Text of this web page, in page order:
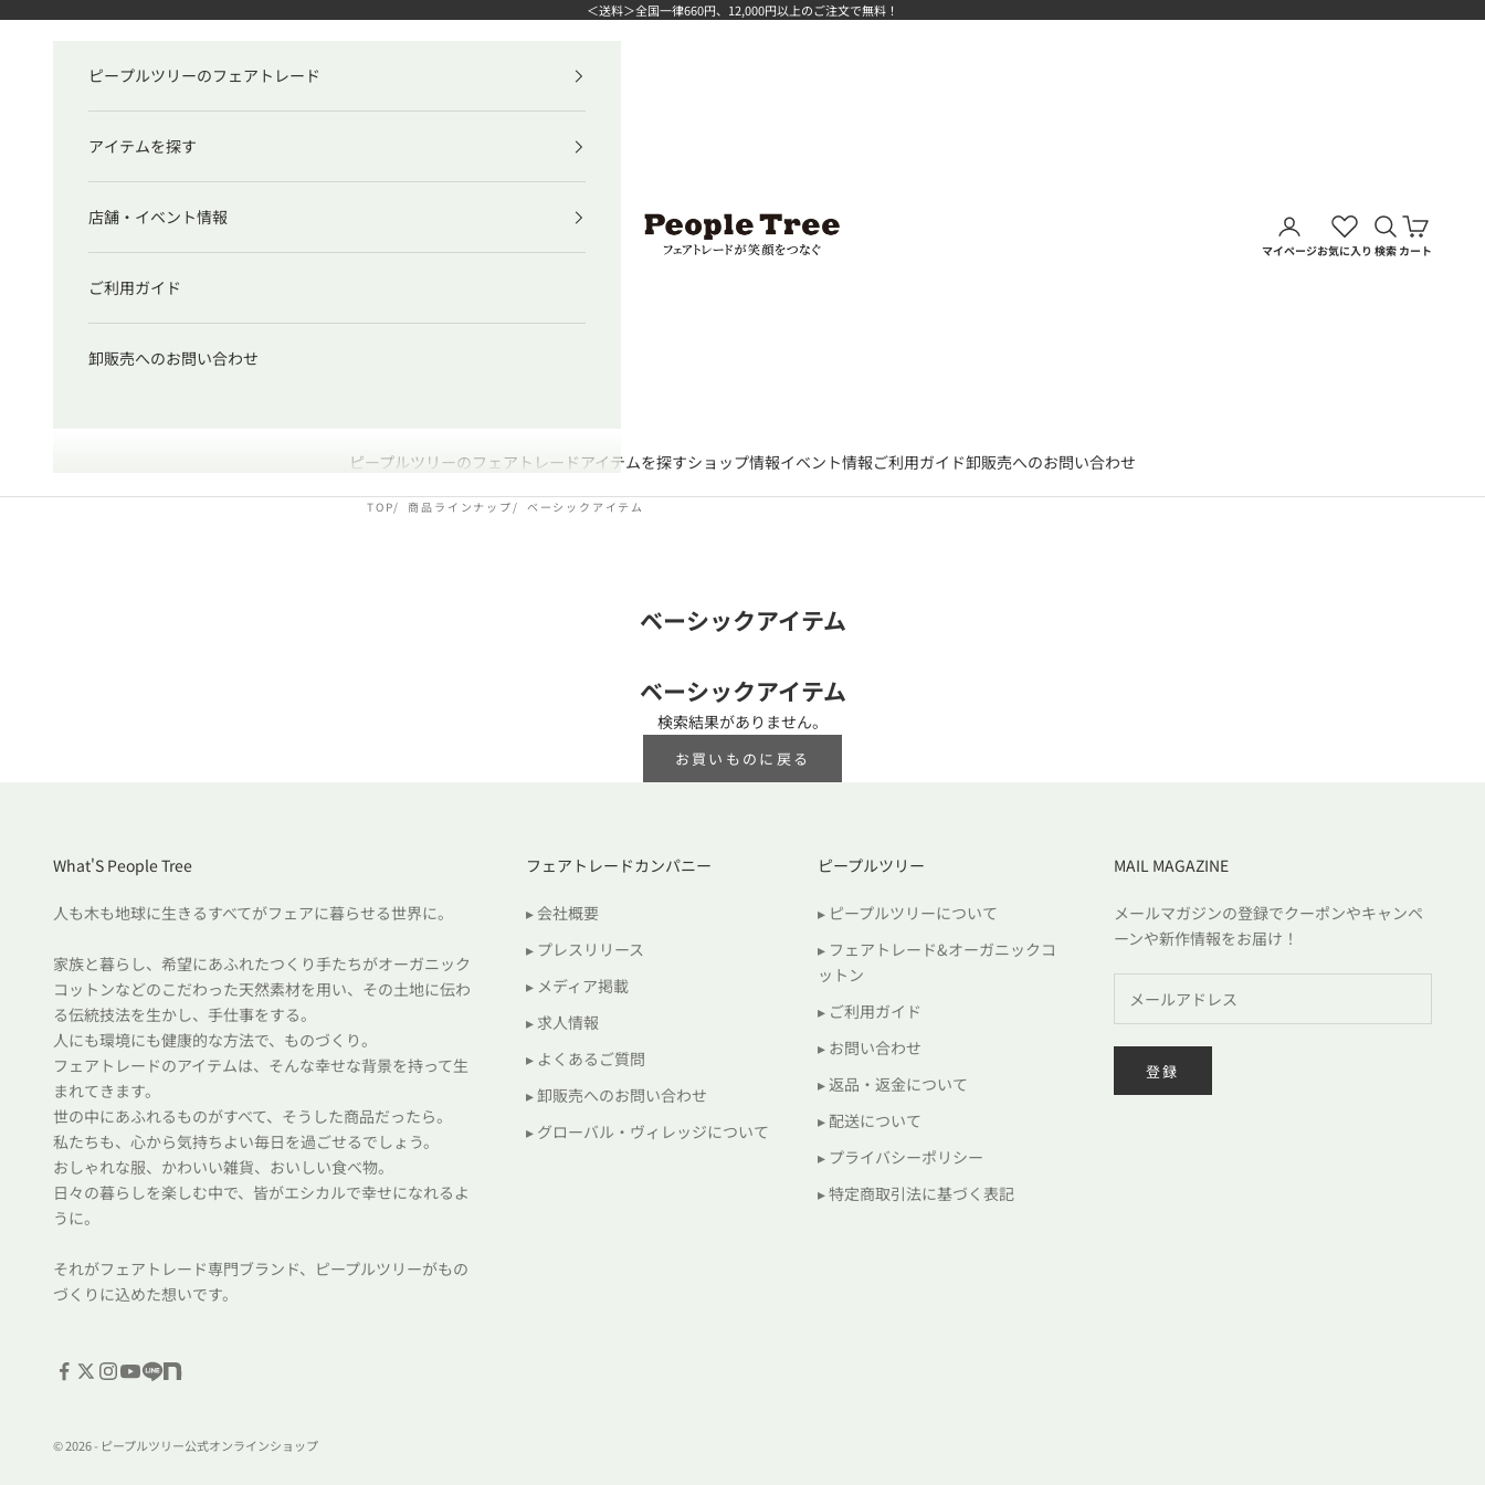
＜送料＞全国一律660円、12,000円以上のご注文で無料！
ピープルツリー公式オンラインショップ
ピープルツリーのフェアトレード アイテムを探すショップ情報イベント情報ご利用ガイド卸販売へのお問い合わせ
アカウントページに移動す
マイページお気に入り
検索を開く
検索
カートを
カート
ピープルツリーのフェアトレード
アイテムを探す
店舗・イベント情報
ご利用ガイド
卸販売へのお問い合わせ
TOP 商品ラインナップ ベーシックアイテム
ベーシックアイテム
ベーシックアイテム
検索結果がありません。
お買いものに戻る
What'S People Tree
人も木も地球に生きるすべてがフェアに暮らせる世界に。
家族と暮らし、希望にあふれたつくり手たちがオーガニック
コットンなどのこだわった天然素材を用い、その土地に伝わ
る伝統技法を生かし、手仕事をする。
人にも環境にも健康的な方法で、ものづくり。
フェアトレードのアイテムは、そんな幸せな背景を持って生
まれてきます。
世の中にあふれるものがすべて、そうした商品だったら。
私たちも、心から気持ちよい毎日を過ごせるでしょう。
おしゃれな服、かわいい雑貨、おいしい食べ物。
日々の暮らしを楽しむ中で、皆がエシカルで幸せになれるよ
うに。
それがフェアトレード専門ブランド、ピープルツリーがもの
づくりに込めた想いです。
フェアトレードカンパニー
▸ 会社概要
▸ プレスリリース
▸ メディア掲載
▸ 求人情報
▸ よくあるご質問
▸ 卸販売へのお問い合わせ
▸ グローバル・ヴィレッジについて
ピープルツリー
▸ ピープルツリーについて
▸ フェアトレード&オーガニックコ
ットン
▸ ご利用ガイド
▸ お問い合わせ
▸ 返品・返金について
▸ 配送について
▸ プライバシーポリシー
▸ 特定商取引法に基づく表記
MAIL MAGAZINE
メールマガジンの登録でクーポンやキャンペ
ーンや新作情報をお届け！
登録
© 2026 - ピープルツリー公式オンラインショップ